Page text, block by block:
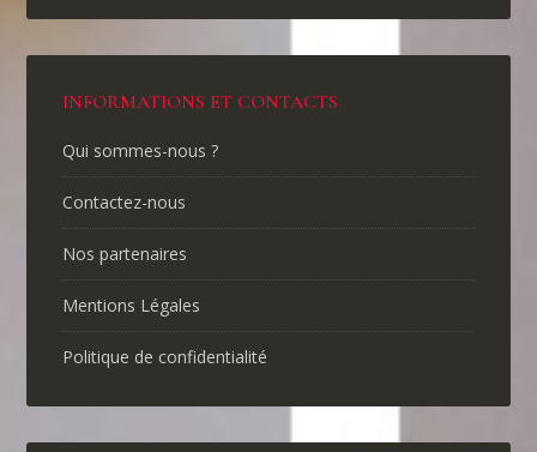
INFORMATIONS ET CONTACTS
Qui sommes-nous ?
Contactez-nous
Nos partenaires
Mentions Légales
Politique de confidentialité